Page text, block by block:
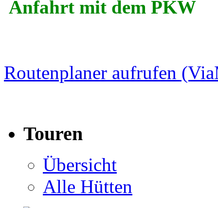
Anfahrt mit dem PKW
Routenplaner aufrufen
Touren
Übersicht
Alle Hütten